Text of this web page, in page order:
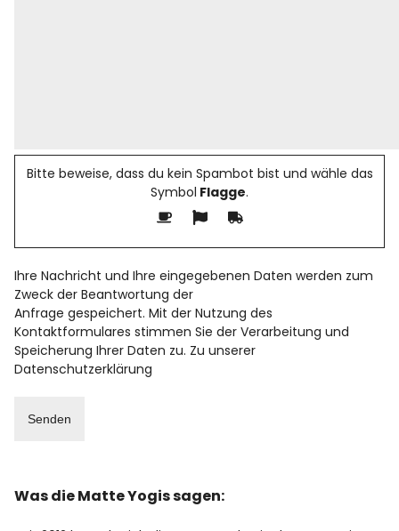
Bitte beweise, dass du kein Spambot bist und wähle das
Symbol Flagge.
Ihre Nachricht und Ihre eingegebenen Daten werden zum
Zweck der Beantwortung der
Anfrage gespeichert. Mit der Nutzung des
Kontaktformulares stimmen Sie der Verarbeitung und
Speicherung Ihrer Daten zu. Zu unserer
Datenschutzerklärung
Was die Matte Yogis sagen: